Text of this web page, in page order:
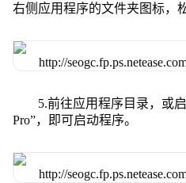
右侧应用程序的文件夹图标，
5.前往应用程序目录，或
Pro”，即可启动程序。